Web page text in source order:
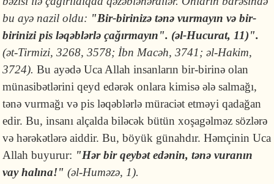
bu ayə nazil oldu: "Bir-birinizə tənə vurmayın və bir-
birinizi pis ləqəblərlə çağırmayın". (əl-Hucurat, 11)".
(ət-Tirmizi, 3268, 3578; İbn Macəh, 3741; əl-Hakim,
3724).Bu ayədə Uca Allah insanların bir-birinə olan
münasibətlərini qeyd edərək onlara kimisə ələ salmağı,
tənə vurmağı və pis ləqəblərlə müraciət etməyi qadağan
edir. Bu, insanı alçalda biləcək bütün xoşagəlməz sözlərə
və hərəkətlərə aiddir. Bu, böyük günahdır. Həmçinin Uca
Allah buyurur: "Hər bir qeybət edənin, tənə vuranın
vay halına!" (əl-Huməzə, 1).